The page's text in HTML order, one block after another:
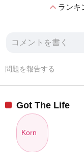
expand_lessランキ
問題を報告する
Got The Life
Korn